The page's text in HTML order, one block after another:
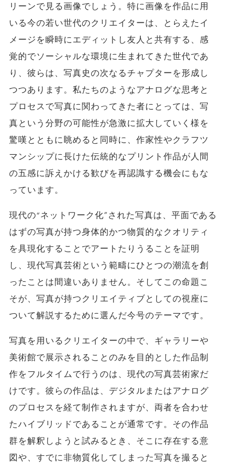
リーンで見る画像でしょう。特に画像を作品に用
いる今の若い世代のクリエイターは、とらえたイ
メージを瞬時にエディットし友人と共有する、感
覚的でソーシャルな環境に生まれてきた世代であ
り、彼らは、写真史の次なるチャプターを形成し
つつあります。私たちのようなアナログな思考と
プロセスで写真に関わってきた者にとっては、写
真という分野の可能性が急激に拡大していく様を
驚嘆とともに眺めると同時に、作家性やクラフツ
マンシップに長けた伝統的なプリント作品が人間
の五感に訴えかける歓びを再認識する機会にもな
っています。
現代の“ネットワーク化”された写真は、平面である
はずの写真が持つ身体的かつ物質的なクオリティ
を具現化することでアートたりうることを証明
し、現代写真芸術という範疇にひとつの潮流を創
ったことは間違いありません。そしてこの命題こ
そが、写真が持つクリエイティブとしての視座に
ついて解説するために選んだ今号のテーマです。
写真を用いるクリエイターの中で、ギャラリーや
美術館で展示されることのみを目的とした作品制
作をフルタイムで行うのは、現代の写真芸術家だ
けです。彼らの作品は、デジタルまたはアナログ
のプロセスを経て制作されますが、両者を合わせ
たハイブリッドであることが通常です。その作品
群を解釈しようと試みるとき、そこに存在する意
図や、すでに非物質化してしまった写真を撮ると